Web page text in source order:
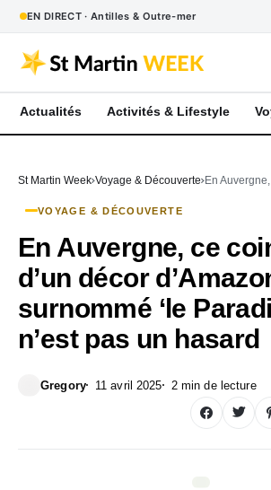
EN DIRECT · Antilles & Outre-mer
Actualités Activités & Lifestyle
St Martin Week Voyage & Découverte En
VOYAGE & DÉCOUVERTE
En Auvergne, ce
d’un décor
surnommé ‘le
n’est pas un hasard
Gregory 11 avril 2025 2 min de lecture